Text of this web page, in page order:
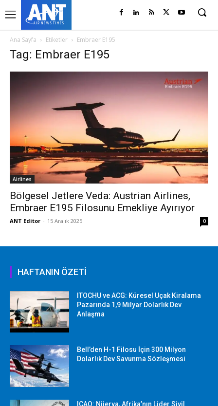
Ana Sayfa Etiketler Embraer E195
Tag: Embraer E195
Airlines
Bölgesel Jetlere Veda: Austrian Airlines,
Embraer E195 Filosunu Emekliye Ayırıyor
ANT Editor - 15 Aralık 2025 0
HAFTANIN ÖZETİ
ITOCHU ve ACG: Küresel Uçak Kiralama
Pazarında 1,9 Milyar Dolarlık Dev
Anlaşma
Bell’den H-1 Filosu İçin 300 Milyon
Dolarlık Dev Savunma Sözleşmesi
ICAO: Nijerya, Afrika’nın Lider Sivil